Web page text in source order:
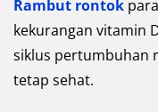
Rambut rontok
kekurangan vitamin
siklus pertumbuhan
tetap sehat.